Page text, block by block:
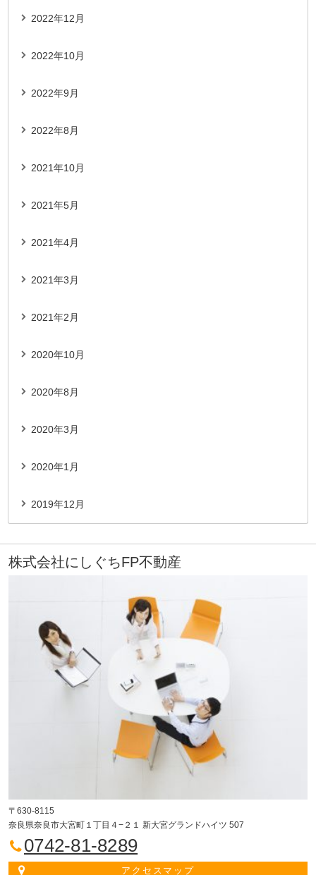
2022年12月
2022年10月
2022年9月
2022年8月
2021年10月
2021年5月
2021年4月
2021年3月
2021年2月
2020年10月
2020年8月
2020年3月
2020年1月
2019年12月
株式会社にしぐちFP不動産
〒630-8115
奈良県奈良市大宮町１丁目４−２１ 新大宮グランドハイツ 507
0742-81-8289
アクセスマップ